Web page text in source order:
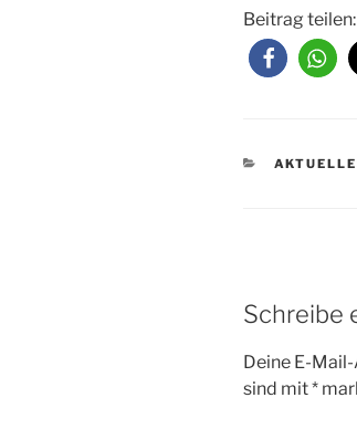
Beitrag teilen:
Schreibe
Deine E-
sind mit*